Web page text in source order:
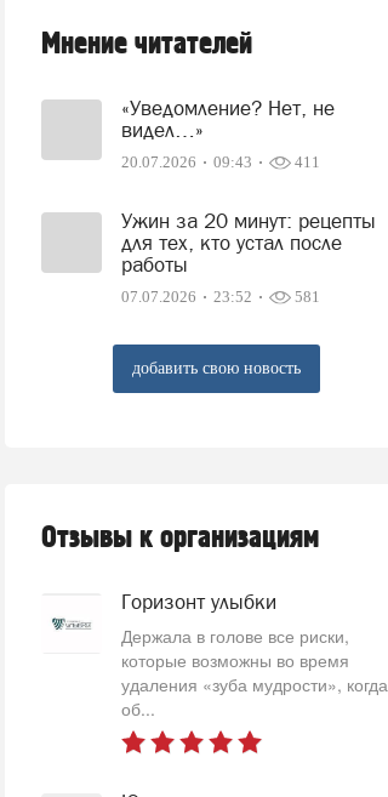
Мнение читателей
«Уведомление? Нет, не
видел…»
20.07.2026 09:43 411
Ужин за 20 минут: рецепты
для тех, кто устал после
работы
07.07.2026 23:52 581
добавить свою новость
Отзывы к организациям
Горизонт улыбки
Держала в голове все риски,
которые возможны во время
удаления «зуба мудрости», когда
об...